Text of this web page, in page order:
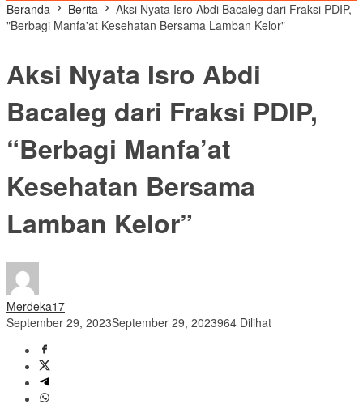
Beranda
Berita
Aksi Nyata Isro Abdi Bacaleg dari Fraksi PDIP,
"Berbagi Manfa'at Kesehatan Bersama Lamban Kelor"
Aksi Nyata Isro Abdi
Bacaleg dari Fraksi PDIP,
“Berbagi Manfa’at
Kesehatan Bersama
Lamban Kelor”
Merdeka17
September 29, 2023September 29, 2023964 Dilihat